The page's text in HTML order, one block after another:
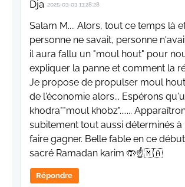
Dja 2025-03-03 13:28:28
Salam M.... Alors, tout ce temps là
personne ne savait, personne
il aura fallu un "moul hout" pour
expliquer la panne et comment la
Je propose de propulser moul
de l'économie alors... Espérons
khodra""moul khobz".......
subitement tout aussi déterminés à
faire gagner. Belle fable en ce
sacré Ramadan karim 🤲☝️🇲🇦
Répondre